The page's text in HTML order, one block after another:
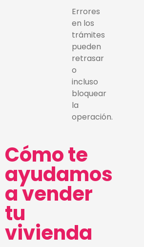
Errores
en los
trámites
pueden
retrasar
o
incluso
bloquear
la
operación.
Cómo te
ayudamos
a vender
tu
vivienda